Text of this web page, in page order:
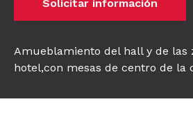
Solicitar información
Amueblamiento del hall y de las
hotel,con mesas de centro de la